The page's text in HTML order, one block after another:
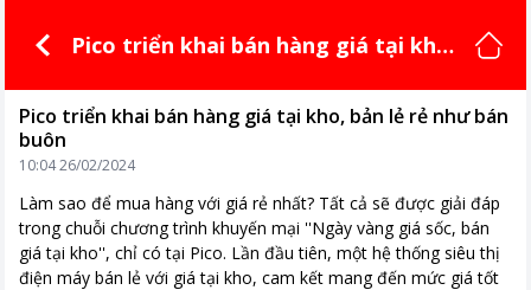
Pico triển khai bán hàng giá tại kho,
Pico triển khai bán hàng giá tại kho, bản lẻ rẻ như bán
buôn
10:04 26/02/2024
Làm sao để mua hàng với giá rẻ nhất? Tất cả sẽ được giải đáp
trong chuỗi chương trình khuyến mại ''Ngày vàng giá sốc, bán
giá tại kho'', chỉ có tại Pico. Lần đầu tiên, một hệ thống siêu thị
điện máy bán lẻ với giá tại kho, cam kết mang đến mức giá tốt